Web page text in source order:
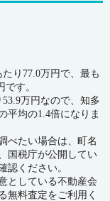
り77.0万円で、最も
す。
万円なので、知多
平均の1.4倍になりま
べたい場合は、町名
国税庁が公開してい
認ください。
としている不動産会
無料査定をご利用く